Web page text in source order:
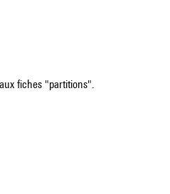
fiches "partitions".